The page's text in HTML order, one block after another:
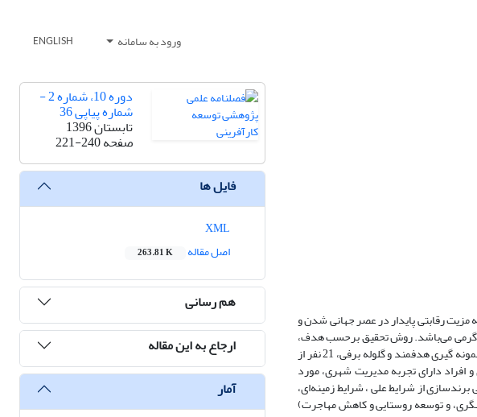
ورود به سامانه ENGLISH
رقابتی پایدار در عصر جهانی شدن و
گرمی می‌باشد. روش تحقیق برحسب هدف،
بنیادی و برحسب گردآوری اطلاعات کیفی و با استفاده از روش نظریه داده بنیاد انجام شده است. در این پژوهش با استفاده از روش های نمونه گیری هدفمند و گلوله برفی، 21 نفر از
دارای تجربه مدیریت شهری، مورد
از شرایط علی ، شرایط زمینه‌ای،
و توسعه روستایی و کاهش مهاجرت)
دوره 10، شماره 2 -
شماره پیاپی 36
تابستان 1396
صفحه221-240
فایل ها
اصل مقاله
263.81 K
هم رسانی
ارجاع به این مقاله
آمار